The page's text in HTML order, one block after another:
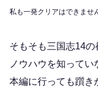
私も一発クリアはできませ
そもそも三国志14の
ノウハウを知ってい
本編に行っても躓き